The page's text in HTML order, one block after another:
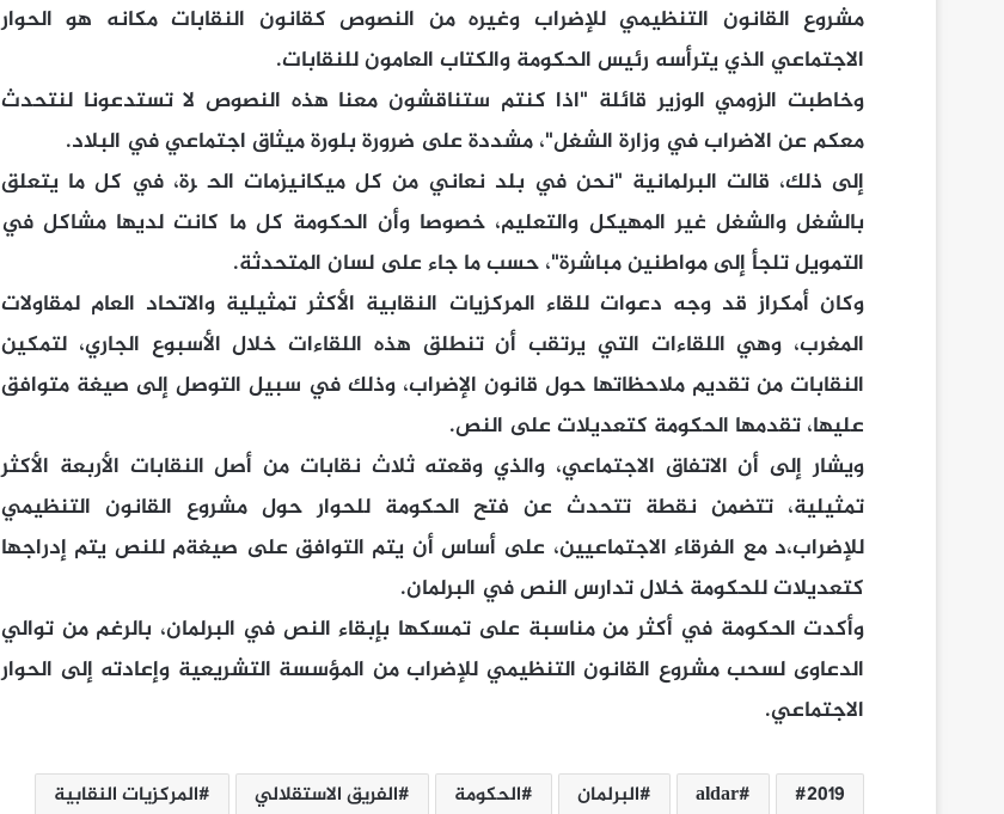
مشروع القانون التنظيمي للإضراب وغيره من النصوص كقانون النقابات مكانه هو الحوار
الاجتماعي الذي يترأسه رئيس الحكومة والكتاب العامون للنقابات.
وخاطبت الزومي الوزير قائلة "اذا كنتم ستناقشون معنا هذه النصوص لا تستدعونا لنتحدث
معكم عن الاضراب في وزارة الشغل"، مشددة على ضرورة بلورة ميثاق اجتماعي في البلاد.
إلى ذلك، قالت البرلمانية "نحن في بلد نعاني من كل ميكانيزمات الحگرة، في كل ما يتعلق
بالشغل والشغل غير المهيكل والتعليم، خصوصا وأن الحكومة كل ما كانت لديها مشاكل في
التمويل تلجأ إلى مواطنين مباشرة"، حسب ما جاء على لسان المتحدثة.
وكان أمكراز قد وجه دعوات للقاء المركزيات النقابية الأكثر تمثيلية والاتحاد العام لمقاولات
المغرب، وهي اللقاءات التي يرتقب أن تنطلق هذه اللقاءات خلال الأسبوع الجاري، لتمكين
النقابات من تقديم ملاحظاتها حول قانون الإضراب، وذلك في سبيل التوصل إلى صيغة متوافق
عليها، تقدمها الحكومة كتعديلات على النص.
ويشار إلى أن الاتفاق الاجتماعي، والذي وقعته ثلاث نقابات من أصل النقابات الأربعة الأكثر
تمثيلية، تتضمن نقطة تتحدث عن فتح الحكومة للحوار حول مشروع القانون التنظيمي
للإضراب،د مع الفرقاء الاجتماعيين، على أساس أن يتم التوافق على صيغةم للنص يتم إدراجها
كتعديلات للحكومة خلال تدارس النص في البرلمان.
وأكدت الحكومة في أكثر من مناسبة على تمسكها بإبقاء النص في البرلمان، بالرغم من توالي
الدعاوى لسحب مشروع القانون التنظيمي للإضراب من المؤسسة التشريعية وإعادته إلى الحوار
الاجتماعي.
2019
aldar البرلمان الحكومة الفريق الاستقلالي
المركزيات النقابية